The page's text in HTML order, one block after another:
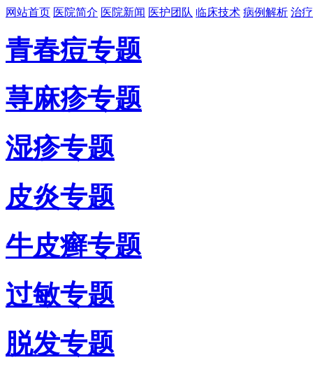
网站首页 医院简介 医院新闻 医护团队 临床技术 病例解析 治
青春痘专题
荨麻疹专题
湿疹专题
皮炎专题
牛皮癣专题
过敏专题
脱发专题